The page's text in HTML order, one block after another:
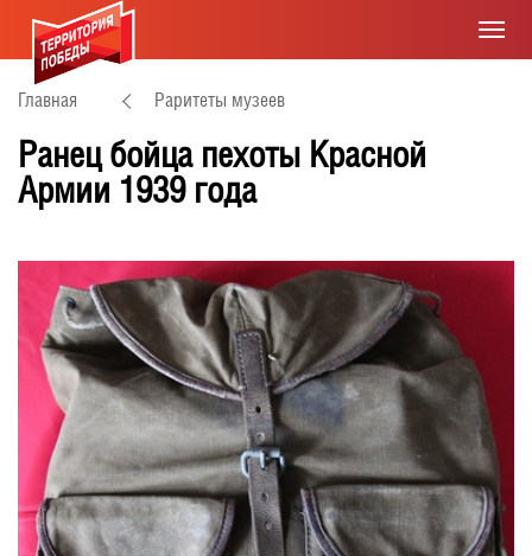
Главная Раритеты музеев
Ранец бойца пехоты Красной
Армии 1939 года